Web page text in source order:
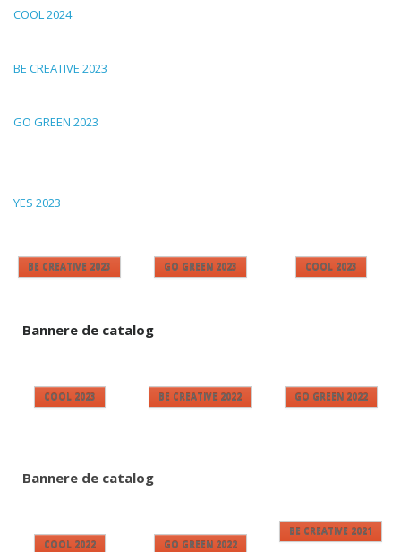
COOL 2024
BE CREATIVE 2023
GO GREEN 2023
YES 2023
BE CREATIVE 2023 GO GREEN 2023 COOL 2023
Bannere de catalog
COOL 2023 BE CREATIVE 2022 GO GREEN 2022
Bannere de catalog
COOL 2022 GO GREEN 2022
BE CREATIVE 2021